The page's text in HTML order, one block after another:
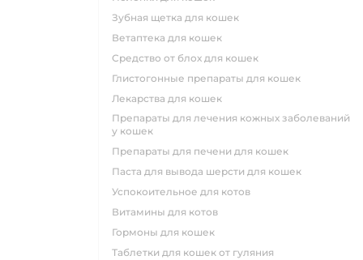
зубная щетка для кошек
ветаптека для кошек
средство от блох для кошек
глистогонные препараты для кошек
лекарства для кошек
препараты для лечения кожных заболеваний
у кошек
препараты для печени для кошек
паста для вывода шерсти для кошек
успокоительное для котов
витамины для котов
гормоны для кошек
таблетки для кошек от гуляния